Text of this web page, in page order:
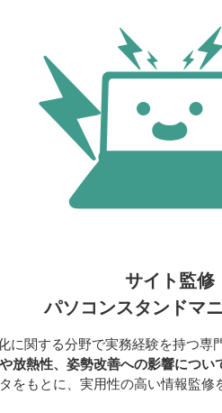
サイト監修
パソコンスタンドマ
関する分野で実務経験を持つ専
放熱性、姿勢改善への影響につ
をもとに、実用性の高い情報監修